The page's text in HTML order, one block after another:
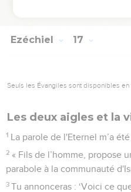
Ezéchiel 17
Seuls les Évangiles sont disponibles en
Les deux aigles et la
1 La parole de l'Eternel m’a
2 « Fils de l’homme, propose
parabole à la communauté
3 Tu annonceras : ‘Voici ce